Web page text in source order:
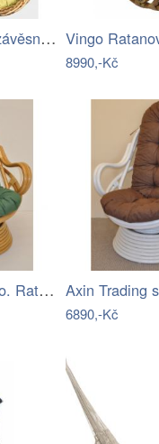
FaKOPA GILI - závěsné křeslo Valentina…
8990,-Kč
Axin Trading s.r.o. Ratanové houpací…
6890,-Kč